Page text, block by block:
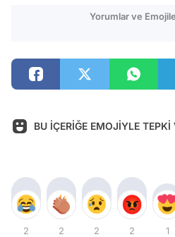
Yorumlar ve
BU İÇERİĞE EMOJİYLE TEPKİ
2 2 2 2 1